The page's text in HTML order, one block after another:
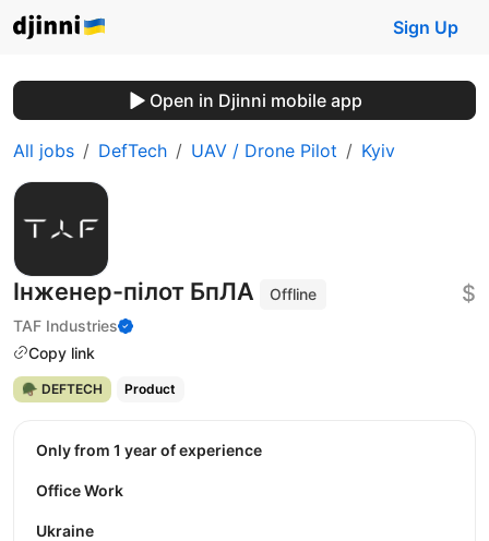
Sign Up
Open in Djinni mobile app
All jobs DefTech UAV / Drone Pilot Kyiv
Інженер-пілот БпЛА
Offline
TAF Industries
Copy link
$
🪖 DEFTECH Product
Only from 1 year of experience
Office Work
Ukraine